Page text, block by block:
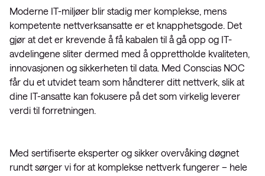
Moderne IT-miljøer blir stadig mer komplekse, mens
kompetente nettverksansatte er et knapphetsgode. Det
gjør at det er krevende å få kabalen til å gå opp og IT-
avdelingene sliter dermed med å opprettholde kvaliteten,
innovasjonen og sikkerheten til data. Med Conscias NOC
får du et utvidet team som håndterer ditt nettverk, slik at
dine IT-ansatte kan fokusere på det som virkelig leverer
verdi til forretningen.
Med sertifiserte eksperter og sikker overvåking døgnet
rundt sørger vi for at komplekse nettverk fungerer – hele